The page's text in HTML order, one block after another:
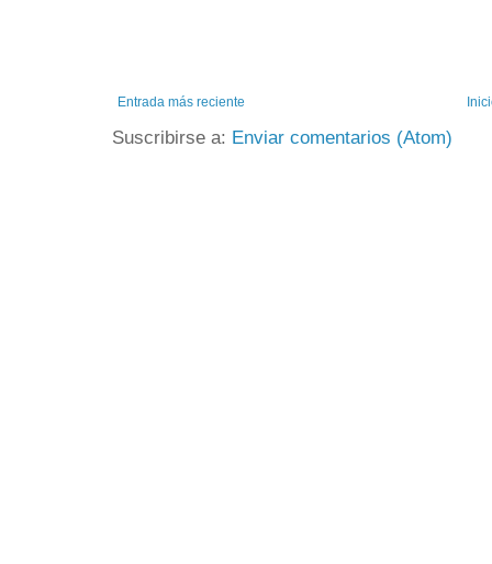
Entrada más reciente
Suscribirse a: Enviar comentarios (Atom)